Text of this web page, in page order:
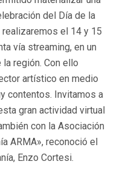
del Día de la
el 14 y 15
vía streaming, en un
región. Con ello
artístico en medio
contentos. Invitamos a
gran actividad virtual
con la Asociación
ARMA», reconoció el
Enzo Cortesi.